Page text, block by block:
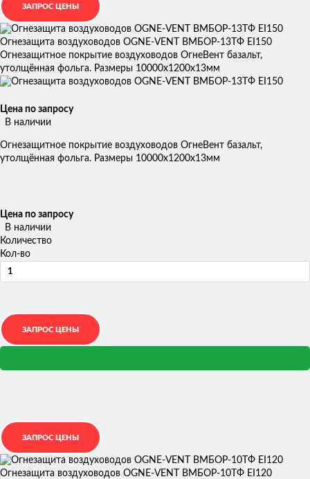
Огнезащита воздуховодов OGNE-VENT ВМБОР-13ТФ EI150
Огнезащитное покрытие воздуховодов ОгнеВент базальт,
утолщённая фольга. Размеры 10000х1200х13мм
Цена по запросу
В наличии
Огнезащитное покрытие воздуховодов ОгнеВент базальт,
утолщённая фольга. Размеры 10000х1200х13мм
Цена по запросу
В наличии
Количество
Кол-во
Огнезащита воздуховодов OGNE-VENT ВМБОР-10ТФ EI120